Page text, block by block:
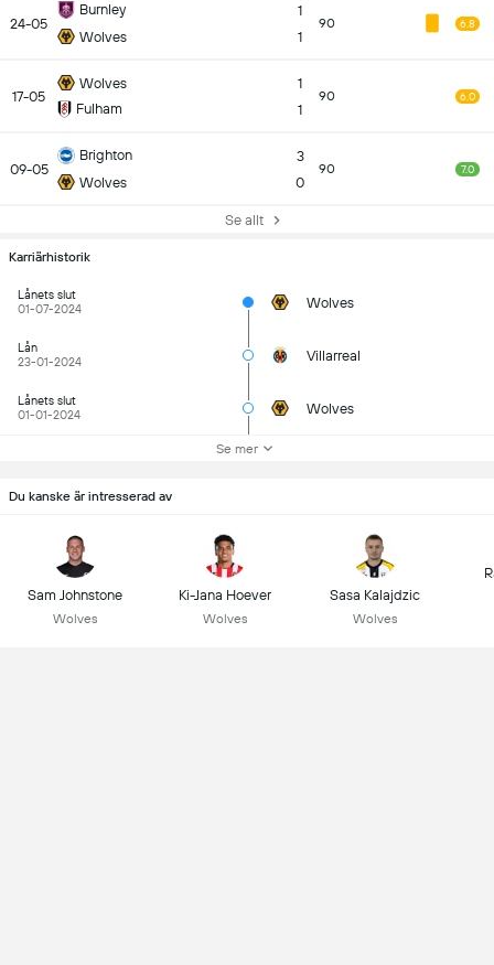
24-05
Burnley
Wolves
1
1
90 6.8
17-05
Wolves
Fulham
1
1
90 6.0
09-05
Brighton
Wolves
3
0
90 7.0
Se allt
Karriärhistorik
Lånets slut
01-07-2024
Wolves
Lån
23-01-2024
Villarreal
Lånets slut
01-01-2024
Wolves
Se mer
Du kanske är intresserad av
Sam Johnstone
Wolves
Ki-Jana Hoever
Wolves
Sasa Kalajdzic
Wolves